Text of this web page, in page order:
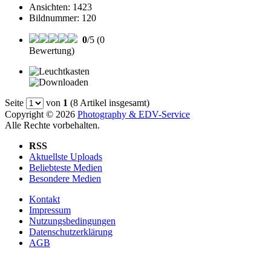
Ansichten: 1423
Bildnummer: 120
0/5 (0
Bewertung)
Seite von 1 (8 Artikel insgesamt)
Copyright © 2026 Photography & EDV-Service
Alle Rechte vorbehalten.
RSS
Aktuellste Uploads
Beliebteste Medien
Besondere Medien
Kontakt
Impressum
Nutzungsbedingungen
Datenschutzerklärung
AGB